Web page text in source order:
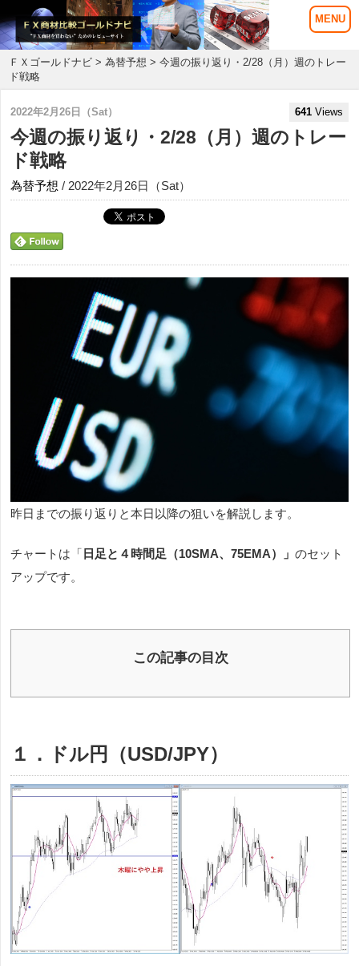
ＦＸゴールドナビ >為替予想 > 今週の振り返り・2/28（月）週のトレー
ド戦略
2022年2月26日（Sat） 641 Views
今週の振り返り・2/28（月）週のトレー
ド戦略
為替予想 / 2022年2月26日（Sat）
昨日までの振り返りと本日以降の狙いを解説します。
チャートは「 日足と４時間足（10SMA、75EMA） 」 のセット
アップです。
この記事の目次
１．ドル円（USD/JPY）